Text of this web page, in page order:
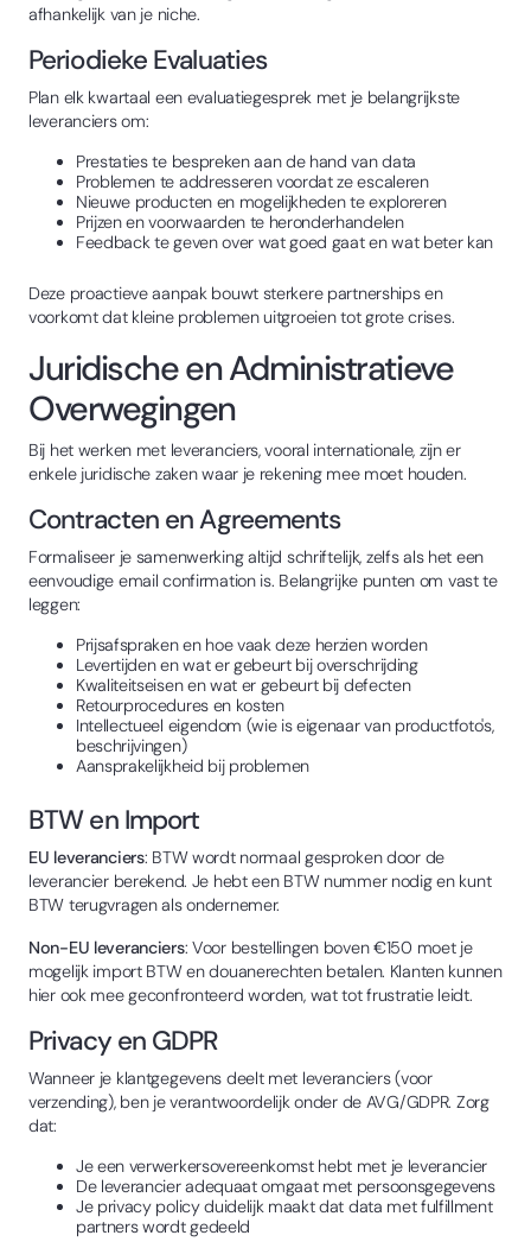
afhankelijk van je niche.
Periodieke Evaluaties
Plan elk kwartaal een evaluatiegesprek met je belangrijkste
leveranciers om:
Prestaties te bespreken aan de hand van data
Problemen te addresseren voordat ze escaleren
Nieuwe producten en mogelijkheden te exploreren
Prijzen en voorwaarden te heronderhandelen
Feedback te geven over wat goed gaat en wat beter kan
Deze proactieve aanpak bouwt sterkere partnerships en
voorkomt dat kleine problemen uitgroeien tot grote crises.
Juridische en Administratieve
Overwegingen
Bij het werken met leveranciers, vooral internationale, zijn er
enkele juridische zaken waar je rekening mee moet houden.
Contracten en Agreements
Formaliseer je samenwerking altijd schriftelijk, zelfs als het een
eenvoudige email confirmation is. Belangrijke punten om vast te
leggen:
Prijsafspraken en hoe vaak deze herzien worden
Levertijden en wat er gebeurt bij overschrijding
Kwaliteitseisen en wat er gebeurt bij defecten
Retourprocedures en kosten
Intellectueel eigendom (wie is eigenaar van productfoto's,
beschrijvingen)
Aansprakelijkheid bij problemen
BTW en Import
EU leveranciers: BTW wordt normaal gesproken door de
leverancier berekend. Je hebt een BTW nummer nodig en kunt
BTW terugvragen als ondernemer.
Non-EU leveranciers: Voor bestellingen boven €150 moet je
mogelijk import BTW en douanerechten betalen. Klanten kunnen
hier ook mee geconfronteerd worden, wat tot frustratie leidt.
Privacy en GDPR
Wanneer je klantgegevens deelt met leveranciers (voor
verzending), ben je verantwoordelijk onder de AVG/GDPR. Zorg
dat:
Je een verwerkersovereenkomst hebt met je leverancier
De leverancier adequaat omgaat met persoonsgegevens
Je privacy policy duidelijk maakt dat data met fulfillment
partners wordt gedeeld